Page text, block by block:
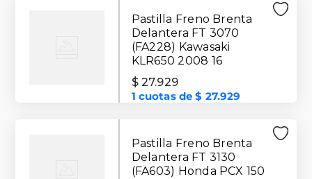
Pastilla Freno Brenta
Delantera FT 3070
(FA228) Kawasaki
KLR650 2008 16
$ 27.929
1 cuotas de$ 27.929
Pastilla Freno Brenta
Delantera FT 3130
(FA603) Honda PCX 150